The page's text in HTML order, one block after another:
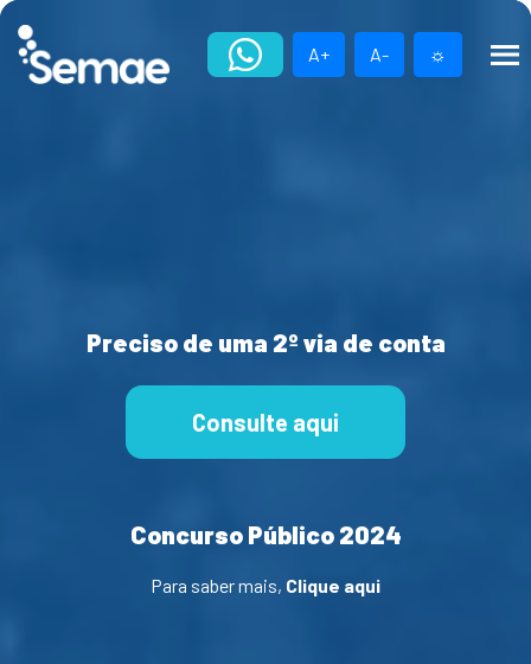
Skip
content
A+ A- ☼
Preciso de uma 2º via de conta
Consulte aqui
Concurso Público 2024
Para saber mais, Clique aqui